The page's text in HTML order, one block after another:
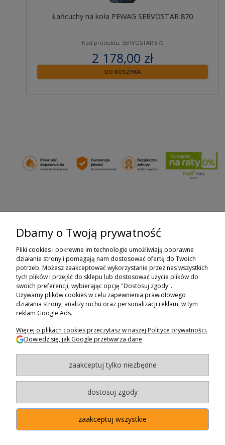
Łańcuchy na koła PEWAG SERVOSTAR 870
Kod produktu: SERVOSTAR 870
2 178,00 zł
zawiera 23% VAT
DO KOSZYKA
ZAPISZ SIĘ DO NEWSLETTERA
ZAPISZ SIĘ
ZAKUPY
POMOC
MOJE KONTO
BAGAZNIKI.PL- 2024
Dbamy o Twoją prywatność
Pliki cookies i pokrewne im technologie umożliwiają poprawne
działanie strony i pomagają nam dostosować ofertę do Twoich
potrzeb. Możesz zaakceptować wykorzystanie przez nas wszystkich
tych plików i przejść do sklepu lub dostosować użycie plików do
swoich preferencji, wybierając opcję "Dostosuj zgody".
Używamy plików cookies w celu zapewnienia prawidłowego
działania strony, analizy ruchu oraz personalizacji reklam, w tym
reklam Google Ads.
Więcej o plikach cookies przeczytasz w naszej Polityce prywatności.
Dowiedz się, jak Google przetwarza dane
zaakceptuj tylko niezbędne
dostosuj zgody
zaakceptuj wszystkie